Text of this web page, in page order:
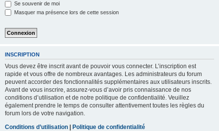
Se souvenir de moi
Masquer ma présence lors de cette session
INSCRIPTION
Vous devez être inscrit avant de pouvoir vous connecter. L’inscription est
rapide et vous offre de nombreux avantages. Les administrateurs du forum
peuvent accorder des fonctionnalités supplémentaires aux utilisateurs inscrits.
Avant de vous inscrire, assurez-vous d’avoir pris connaissance de nos
conditions d’utilisation et de notre politique de confidentialité. Veuillez
également prendre le temps de consulter attentivement toutes les règles du
forum lors de votre navigation.
Conditions d’utilisation | Politique de confidentialité